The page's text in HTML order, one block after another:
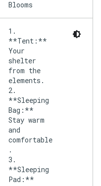
1.
**Tent:**
Your
shelter
from the
elements.
2.
**Sleeping
Bag:**
Stay warm
and
comfortable
.
3.
**Sleeping
Pad:**